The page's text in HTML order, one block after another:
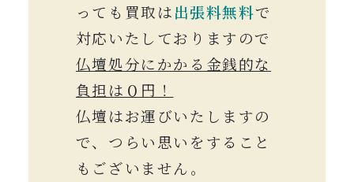
っても買取は出張料無料で
対応いたしておりますので
仏壇処分にかかる金銭的な
負担は０円！
仏壇はお運びいたしますの
で、つらい思いをすること
もございません。